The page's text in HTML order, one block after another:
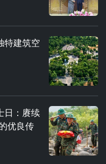
特建筑空
日：赓续
优良传